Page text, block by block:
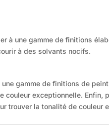
à une gamme de finitions
à des solvants nocifs.
gamme de finitions de
exceptionnelle.
trouver la tonalité de couleur